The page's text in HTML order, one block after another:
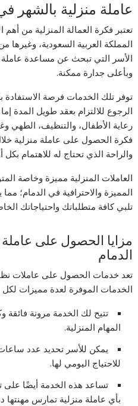
عاملة منزلية بالشهر
تعتبر فكرة العمالة المنزلية من
المملكة العربية السعودية، وغيرها
الأسر التي تبحث عن مساعدة عاملة
وبأعلى جدارة ممكنة.
توفر تلك الخدمات فرصة الاستفادة
الرجوع للالتزام بعقد طويل المدة
رعاية الأطفال، والتنظيف، الطهي
والراحة الذي تحتاج له للاهتمام بكل
العاملات المنزلية مميزة وخاصة
المميزة والاحترافية في الدمام؛
تلبي كافة متطلباتك واحتياجاتك
مزايا الحصول على
الدمام
تعد خدمات الحصول على عاملات
الخدمات الموفرة لعدة مميزات لكل
تتيح لك الخدمة مرونة
المهام المنزلية.
يمكن للأسر تحديد عدد
للاحتياج اليومي لها.
تساعد هذه الخدمة أيضًا على
بأي عاملة منزلية تمارس مهنتها